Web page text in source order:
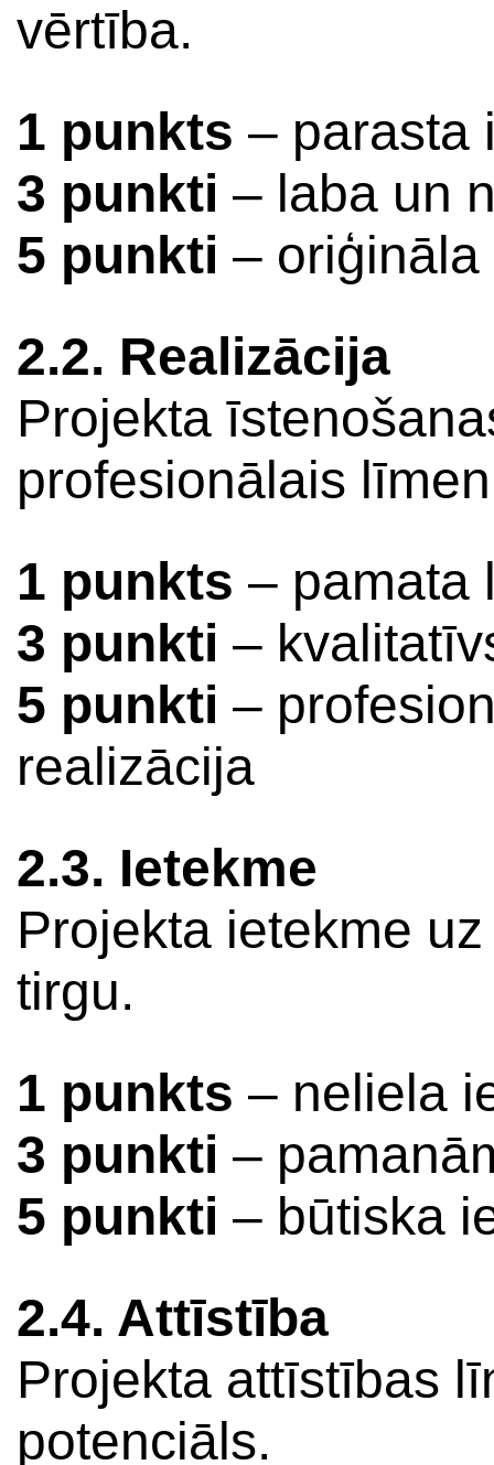
vērtība.
1 punkts – parasta
3 punkti – laba un
5 punkti –
2.2. Realizācija
Projekta
profesionālais
1 punkts – pamata
3 punkti –
5 punkti –
realizācija
2.3. Ietekme
Projekta ietekme
tirgu.
1 punkts – neliela
3 punkti –
5 punkti – būtiska
2.4. Attīstība
Projekta attīstības
potenciāls.